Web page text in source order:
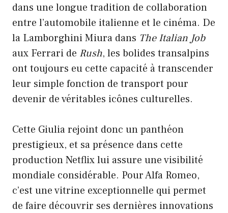
dans une longue tradition de collaboration
entre l’automobile italienne et le cinéma. De
la Lamborghini Miura dans The Italian Job
aux Ferrari de Rush, les bolides transalpins
ont toujours eu cette capacité à transcender
leur simple fonction de transport pour
devenir de véritables icônes culturelles.
Cette Giulia rejoint donc un panthéon
prestigieux, et sa présence dans cette
production Netflix lui assure une visibilité
mondiale considérable. Pour Alfa Romeo,
c’est une vitrine exceptionnelle qui permet
de faire découvrir ses dernières innovations